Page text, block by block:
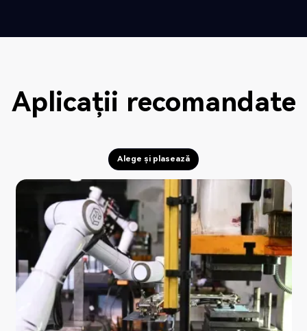
Aplicații recomandate
Alege și plasează
Alege și plasează